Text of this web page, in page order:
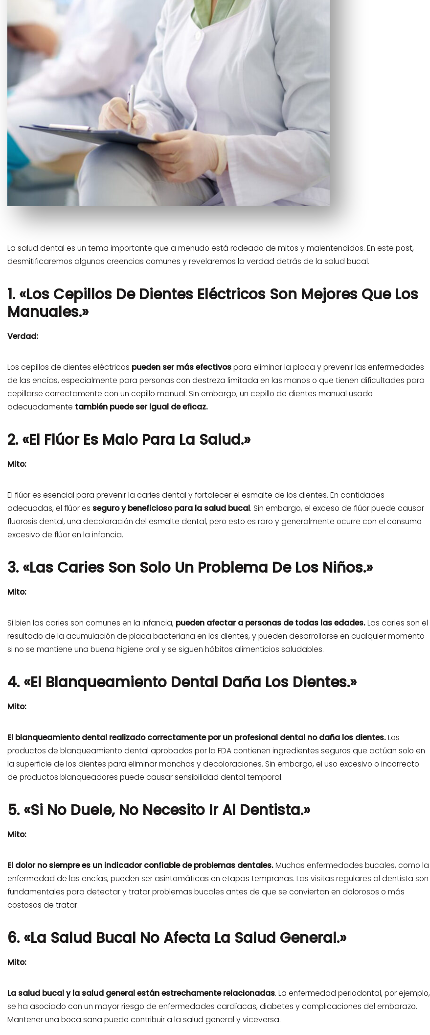
La salud dental es un tema importante que a menudo está rodeado de mitos y malentendidos. En este post,
desmitificaremos algunas creencias comunes y revelaremos la verdad detrás de la salud bucal.
1. «Los Cepillos De Dientes Eléctricos Son Mejores Que Los
Manuales.»
Verdad:
Los cepillos de dientes eléctricos pueden ser más efectivospara eliminar la placa y prevenir las enfermedades
de las encías, especialmente para personas con destreza limitada en las manos o que tienen dificultades para
cepillarse correctamente con un cepillo manual. Sin embargo, un cepillo de dientes manual usado
adecuadamente también puede ser igual de eficaz.
2. «El Flúor Es Malo Para La Salud.»
Mito:
El flúor es esencial para prevenir la caries dental y fortalecer el esmalte de los dientes. En cantidades
adecuadas, el flúor es seguro y beneficioso para la salud bucal. Sin embargo, el exceso de flúor puede causar
fluorosis dental, una decoloración del esmalte dental, pero esto es raro y generalmente ocurre con el consumo
excesivo de flúor en la infancia.
3. «Las Caries Son Solo Un Problema De Los Niños.»
Mito:
Si bien las caries son comunes en la infancia, pueden afectar a personas de todas las edades.Las caries son el
resultado de la acumulación de placa bacteriana en los dientes, y pueden desarrollarse en cualquier momento
si no se mantiene una buena higiene oral y se siguen hábitos alimenticios saludables.
4. «El Blanqueamiento Dental Daña Los Dientes.»
Mito:
El blanqueamiento dental realizado correctamente por un profesional dental no daña los dientes.Los
productos de blanqueamiento dental aprobados por la FDA contienen ingredientes seguros que actúan solo en
la superficie de los dientes para eliminar manchas y decoloraciones. Sin embargo, el uso excesivo o incorrecto
de productos blanqueadores puede causar sensibilidad dental temporal.
5. «Si No Duele, No Necesito Ir Al Dentista.»
Mito:
El dolor no siempre es un indicador confiable de problemas dentales.Muchas enfermedades bucales, como la
enfermedad de las encías, pueden ser asintomáticas en etapas tempranas. Las visitas regulares al dentista son
fundamentales para detectar y tratar problemas bucales antes de que se conviertan en dolorosos o más
costosos de tratar.
6. «La Salud Bucal No Afecta La Salud General.»
Mito:
La salud bucal y la salud general están estrechamente relacionadas. La enfermedad periodontal, por ejemplo,
se ha asociado con un mayor riesgo de enfermedades cardíacas, diabetes y complicaciones del embarazo.
Mantener una boca sana puede contribuir a la salud general y viceversa.